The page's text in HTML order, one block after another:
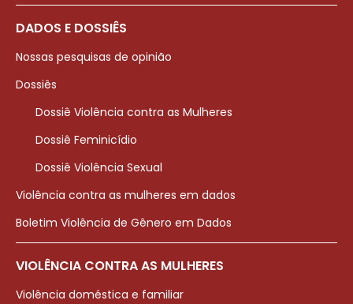
DADOS E DOSSIÊS
Nossas pesquisas de opinião
Dossiês
Dossiê Violência contra as Mulheres
Dossiê Feminicídio
Dossiê Violência Sexual
Violência contra as mulheres em dados
Boletim Violência de Gênero em Dados
VIOLÊNCIA CONTRA AS MULHERES
Violência doméstica e familiar